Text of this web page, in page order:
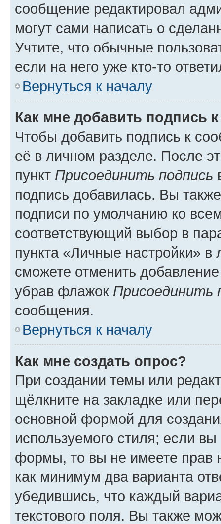
сообщение редактировал
могут сами написать о
Учтите, что обычные
если на него уже кто-то
Вернуться к началу
Как мне добавить подпись
Чтобы добавить подпись к
её в личном разделе. После
пункт Присоединить подпись
подпись добавилась. Вы
подписи по умолчанию ко
соответствующий выбор в
пункта «Личные настройки»
сможете отменить
убрав флажок Присоединить
сообщения.
Вернуться к началу
Как мне создать опрос?
При создании темы или
щёлкните на закладке или
основной формой для
используемого стиля; если
формы, то вы не имеете прав
как минимум два варианта
убедившись, что каждый
текстового поля. Вы также